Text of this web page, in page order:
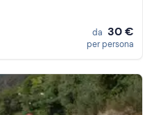
da 30 €
per persona